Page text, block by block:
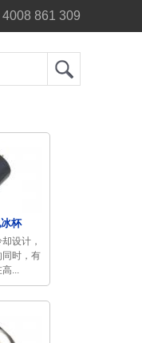
4008 861 309
杯
设计，
同时，有
...